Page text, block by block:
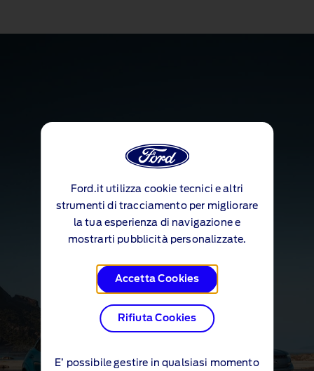
Ford.it utilizza cookie tecnici e altri
strumenti di tracciamento per migliorare
la tua esperienza di navigazione e
mostrarti pubblicità personalizzate.
Accetta Cookies
Rifiuta Cookies
E’ possibile gestire in qualsiasi momento